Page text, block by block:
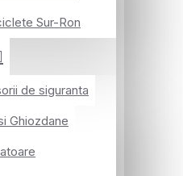
Sur-Ron
de siguranta
Ghiozdane